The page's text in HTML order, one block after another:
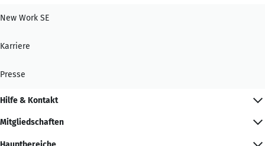
New Work SE
Karriere
Presse
Hilfe & Kontakt
Mitgliedschaften